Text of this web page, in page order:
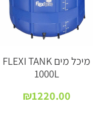
מיכל מים FLEXI TANK
1000L
₪1220.00